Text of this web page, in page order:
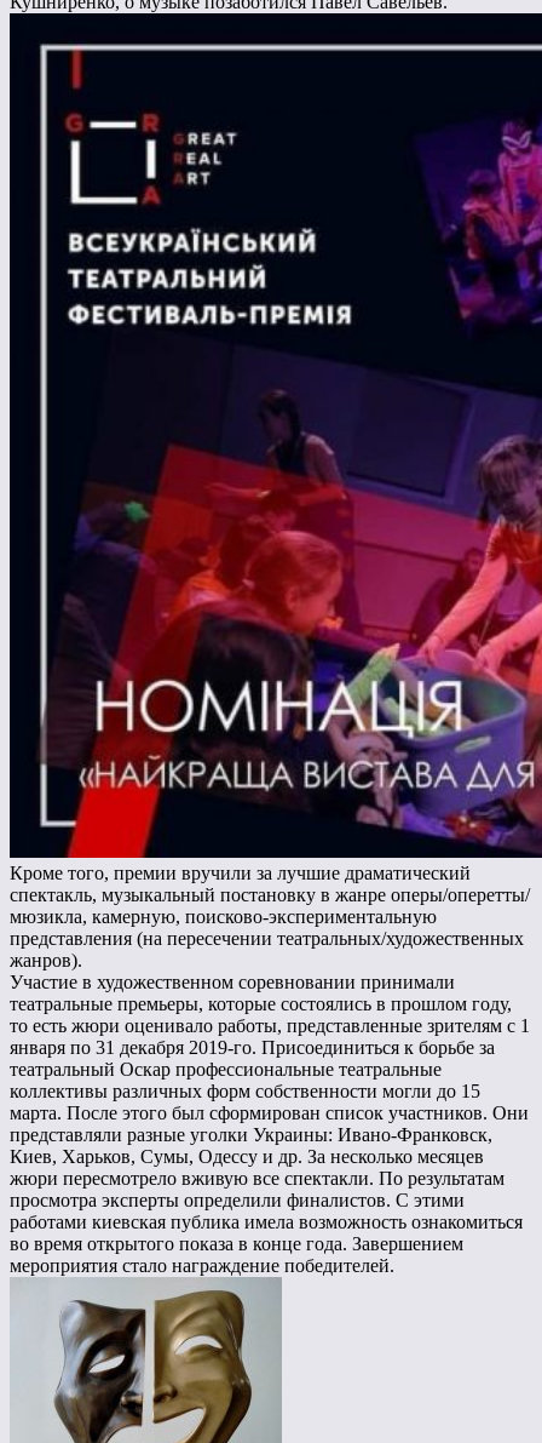
Кроме того, премии вручили за лучшие драматический
спектакль, музыкальный постановку в жанре оперы/оперетты/
мюзикла, камерную, поисково-экспериментальную
представления (на пересечении театральных/художественных
жанров).
Участие в художественном соревновании принимали
театральные премьеры, которые состоялись в прошлом году,
то есть жюри оценивало работы, представленные зрителям с 1
января по 31 декабря 2019-го. Присоединиться к борьбе за
театральный Оскар профессиональные театральные
коллективы различных форм собственности могли до 15
марта. После этого был сформирован список участников. Они
представляли разные уголки Украины: Ивано-Франковск,
Киев, Харьков, Сумы, Одессу и др. За несколько месяцев
жюри пересмотрело вживую все спектакли. По результатам
просмотра эксперты определили финалистов. С этими
работами киевская публика имела возможность ознакомиться
во время открытого показа в конце года. Завершением
мероприятия стало награждение победителей.